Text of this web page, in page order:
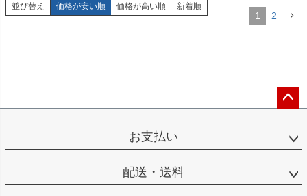
並び替え 価格が安い順 価格が高い順 新着順
1 2
ップ
お支払い
配送・送料